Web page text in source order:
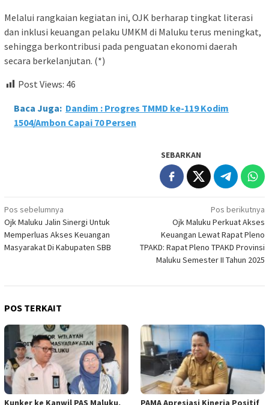
Melalui rangkaian kegiatan ini, OJK berharap tingkat literasi
dan inklusi keuangan pelaku UMKM di Maluku terus meningkat,
sehingga berkontribusi pada penguatan ekonomi daerah
secara berkelanjutan. (*)
Post Views: 46
Baca Juga: Dandim : Progres TMMD ke-119 Kodim
1504/Ambon Capai 70 Persen
SEBARKAN
Navigasi
pos
Pos sebelumnya
Ojk Maluku Jalin Sinergi Untuk
Memperluas Akses Keuangan
Masyarakat Di Kabupaten SBB
Pos berikutnya
Ojk Maluku Perkuat Akses
Keuangan Lewat Rapat Pleno
TPAKD: Rapat Pleno TPAKD Provinsi
Maluku Semester II Tahun 2025
POS TERKAIT
Kunker ke Kanwil PAS Maluku, PAMA Apresiasi Kinerja Positif